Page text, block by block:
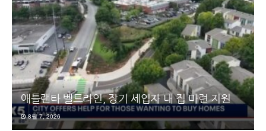
애틀랜타 벨트라인, 장기 세입자 내 집 마련 지원
8월 7, 2026